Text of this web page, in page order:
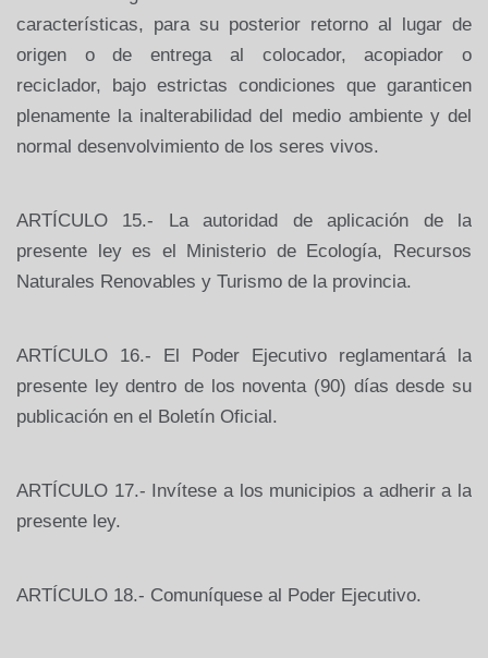
características, para su posterior retorno al lugar de
origen o de entrega al colocador, acopiador o
reciclador, bajo estrictas condiciones que garanticen
plenamente la inalterabilidad del medio ambiente y del
normal desenvolvimiento de los seres vivos.
ARTÍCULO 15.- La autoridad de aplicación de la
presente ley es el Ministerio de Ecología, Recursos
Naturales Renovables y Turismo de la provincia.
ARTÍCULO 16.- El Poder Ejecutivo reglamentará la
presente ley dentro de los noventa (90) días desde su
publicación en el Boletín Oficial.
ARTÍCULO 17.- Invítese a los municipios a adherir a la
presente ley.
ARTÍCULO 18.- Comuníquese al Poder Ejecutivo.